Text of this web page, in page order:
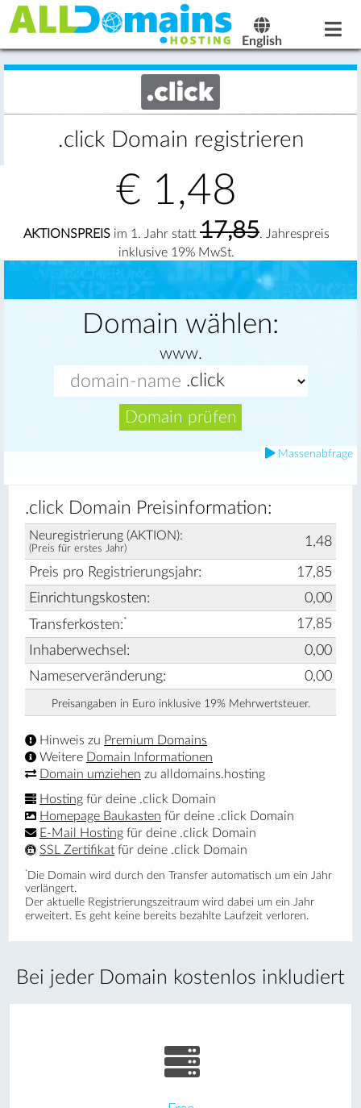
English
.click Domain registrieren
€ 1,48
AKTIONSPREIS im 1. Jahr statt 17,85. Jahrespreis
inklusive 19% MwSt.
Domain wählen:
www.
Domain prüfen
Massenabfrage
Bei jeder Domain kostenlos inkludiert
.click Domain Preisinformation:
Neuregistrierung (AKTION):
(Preis für erstes Jahr) 1,48
Preis pro Registrierungsjahr:
17,85
Einrichtungskosten:
0,00
Transferkosten:*
17,85
Inhaberwechsel:
0,00
Nameserveränderung:
0,00
Preisangaben in Euro inklusive 19% Mehrwertsteuer.
Hinweis zu Premium Domains
Weitere Domain Informationen
Domain umziehen zu alldomains.hosting
Hosting für deine .click Domain
Homepage Baukasten für deine .click Domain
E-Mail Hosting für deine .click Domain
SSL Zertifikat für deine .click Domain
* Die Domain wird durch den Transfer automatisch um ein Jahr
verlängert.
Der aktuelle Registrierungs­zeitraum wird dabei um ein Jahr
erweitert. Es geht keine bereits bezahlte Laufzeit verloren.